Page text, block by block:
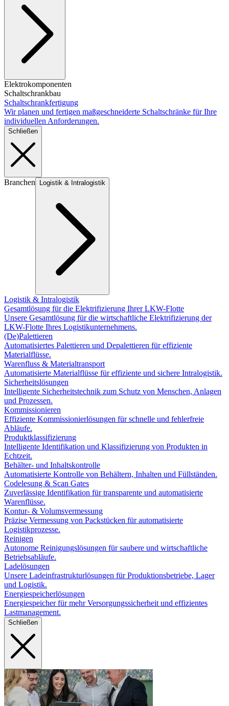
Elektrokomponenten
Schaltschrankbau
Schaltschrankfertigung
Wir planen und fertigen maßgeschneiderte Schaltschränke für Ihre
individuellen Anforderungen.
Schließen
Branchen Logistik & Intralogistik
Logistik & Intralogistik
Gesamtlösung für die Elektrifizierung Ihrer LKW-Flotte
Unsere Gesamtlösung für die wirtschaftliche Elektrifizierung der
LKW-Flotte Ihres Logistikunternehmens.
(De)Palettieren
Automatisiertes Palettieren und Depalettieren für effiziente
Materialflüsse.
Warenfluss & Materialtransport
Automatisierte Materialflüsse für effiziente und sichere Intralogistik.
Sicherheitslösungen
Intelligente Sicherheitstechnik zum Schutz von Menschen, Anlagen
und Prozessen.
Kommissionieren
Effiziente Kommissionierlösungen für schnelle und fehlerfreie
Abläufe.
Produktklassifizierung
Intelligente Identifikation und Klassifizierung von Produkten in
Echtzeit.
Behälter- und Inhaltskontrolle
Automatisierte Kontrolle von Behältern, Inhalten und Füllständen.
Codelesung & Scan Gates
Zuverlässige Identifikation für transparente und automatisierte
Warenflüsse.
Kontur- & Volumsvermessung
Präzise Vermessung von Packstücken für automatisierte
Logistikprozesse.
Reinigen
Autonome Reinigungslösungen für saubere und wirtschaftliche
Betriebsabläufe.
Ladelösungen
Unsere Ladeinfrastrukturlösungen für Produktionsbetriebe, Lager
und Logistik.
Energiespeicherlösungen
Energiespeicher für mehr Versorgungssicherheit und effizientes
Lastmanagement.
Schließen